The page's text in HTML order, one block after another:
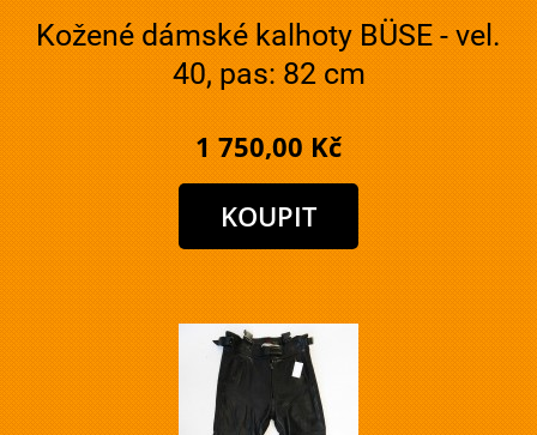
Kožené dámské kalhoty BÜSE - vel.
40, pas: 82 cm
1 750,00 Kč